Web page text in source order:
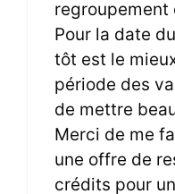
regroupement
Pour la date
tôt est le
période des
de mettre
Merci de me
une offre de
crédits pour